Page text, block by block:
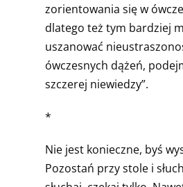
zorientowania się w
dlatego też tym bardziej
uszanować
ówczesnych dążeń,
szczerej niewiedzy”.
*
Nie jest konieczne, byś
Pozostań przy stole i